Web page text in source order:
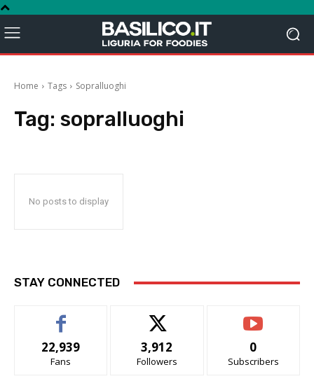
Home Tags Sopralluoghi
Tag: sopralluoghi
No posts to display
STAY CONNECTED
22,939
Fans
3,912
Followers
0
Subscribers